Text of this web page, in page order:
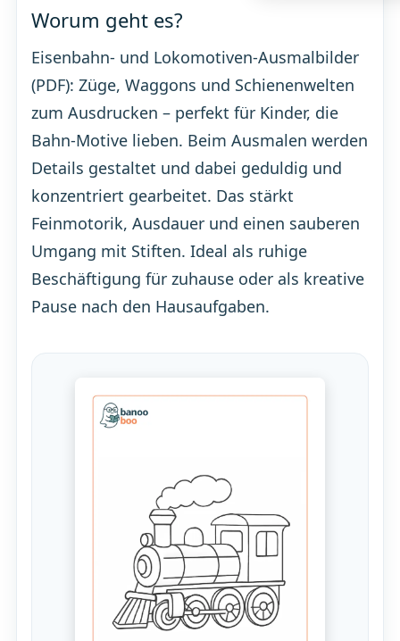
Worum geht es?
Eisenbahn- und Lokomotiven-Ausmalbilder
(PDF): Züge, Waggons und Schienenwelten
zum Ausdrucken – perfekt für Kinder, die
Bahn-Motive lieben. Beim Ausmalen werden
Details gestaltet und dabei geduldig und
konzentriert gearbeitet. Das stärkt
Feinmotorik, Ausdauer und einen sauberen
Umgang mit Stiften. Ideal als ruhige
Beschäftigung für zuhause oder als kreative
Pause nach den Hausaufgaben.